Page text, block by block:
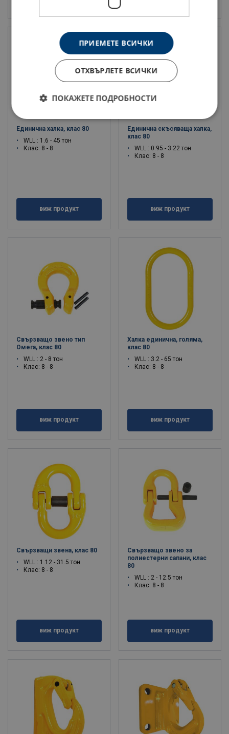
Единична халка, клас 80
WLL : 1.6 - 45 тон
Клас: 8 - 8
виж продукт
Единична скъсяваща халка,
клас 80
WLL : 0.95 - 3.22 тон
Клас: 8 - 8
виж продукт
Свързващо звено тип
Омега, клас 80
WLL : 2 - 8 тон
Клас: 8 - 8
виж продукт
Халка единична, голяма,
клас 80
WLL : 3.2 - 65 тон
Клас: 8 - 8
виж продукт
Свързващи звена, клас 80
WLL : 1.12 - 31.5 тон
Клас: 8 - 8
виж продукт
Свързващо звено за
полиестерни сапани, клас
80
WLL : 2 - 12.5 тон
Клас: 8 - 8
виж продукт
ПРИЕМЕТЕ ВСИЧКИ
ОТХВЪРЛЕТЕ ВСИЧКИ
ПОКАЖЕТЕ ПОДРОБНОСТИ